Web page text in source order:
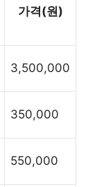
가격(원)
3,500,000
350,000
550,000